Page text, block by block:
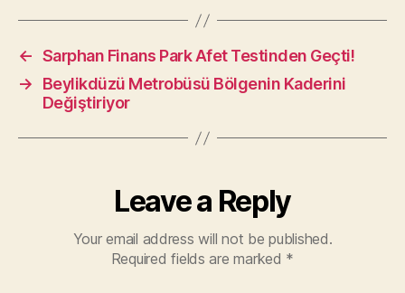
← Sarphan Finans Park Afet Testinden Geçti!
→
Beylikdüzü Metrobüsü Bölgenin Kaderini
Değiştiriyor
Leave a Reply
Your email address will not be published.
Required fields are marked *